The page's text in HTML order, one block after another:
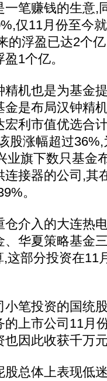
一笔赚钱的生意,
仅11月份至今
的浮盈已达2个
1个亿。
机也是为基金
是布局汉钟精
利市值优选合
股涨幅超过
业旗下数只基金
接器的公司,其
。
介入的大连热
华夏策略基金
这部分投资在11
笔投资的国统
上市公司11月
因此收获千万
总体上表现低